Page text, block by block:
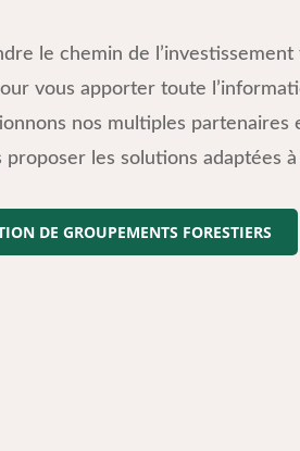
le chemin de
vous apporter toute
nos multiples partenaires
proposer les solutions adaptées à
DE GROUPEMENTS FORESTIERS